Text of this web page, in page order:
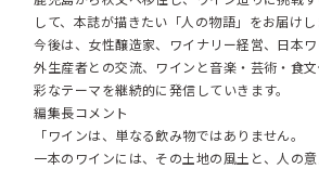
して、本誌が描きたい「人の物語」をお届けし
今後は、女性醸造家、ワイナリー経営、日本
外生産者との交流、ワインと音楽・芸術・食
彩なテーマを継続的に発信していきます。
編集長コメント
「ワインは、単なる飲み物ではありません。
一本のワインには、その土地の風土と、人の